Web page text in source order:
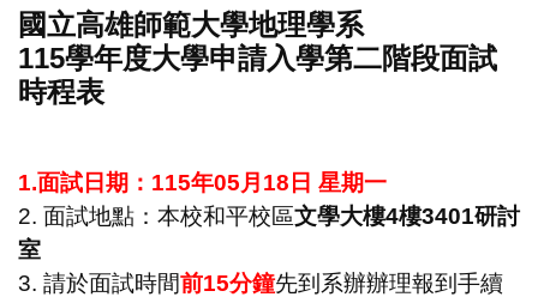
國立高雄師範大學地理學系
115學年度大學申請入學第二階段面試
時程表
1.面試日期：115年05月18日 星期一
2. 面試地點：本校和平校區文學大樓4樓3401研討
室
3. 請於面試時間前15分鐘先到系辦辦理報到手續